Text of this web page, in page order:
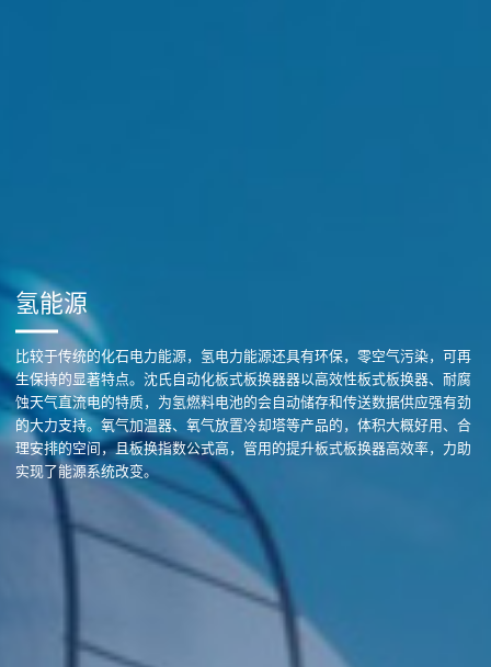
氢能源
比较于传统的化石电力能源，氢电力能源还具有环保，零空气污染，可再
生保持的显著特点。沈氏自动化板式板换器器以高效性板式板换器、耐腐
蚀天气直流电的特质，为氢燃料电池的会自动储存和传送数据供应强有劲
的大力支持。氧气加温器、氧气放置冷却塔等产品的，体积大概好用、合
理安排的空间，且板换指数公式高，管用的提升板式板换器高效率，力助
实现了能源系统改变。